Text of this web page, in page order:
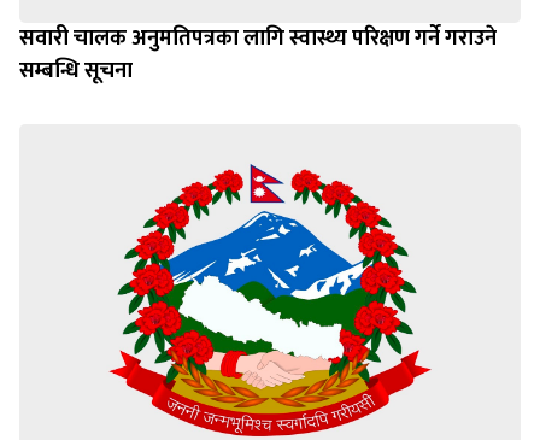
सवारी चालक अनुमतिपत्रका लागि स्वास्थ्य परिक्षण गर्ने गराउने
सम्बन्धि सूचना